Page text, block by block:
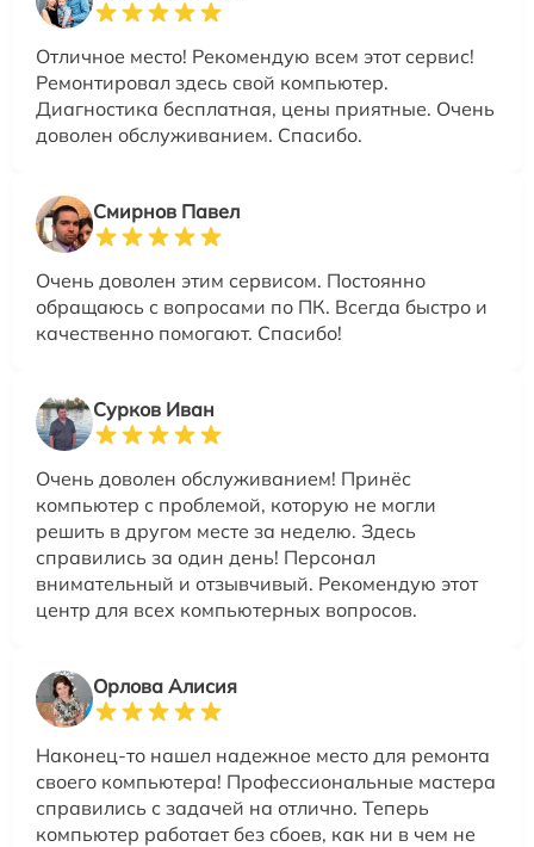
Отличное место! Рекомендую всем этот сервис!
Ремонтировал здесь свой компьютер.
Диагностика бесплатная, цены приятные. Очень
доволен обслуживанием. Спасибо.
Смирнов Павел
Очень доволен этим сервисом. Постоянно
обращаюсь с вопросами по ПК. Всегда быстро и
качественно помогают. Спасибо!
Сурков Иван
Очень доволен обслуживанием! Принёс
компьютер с проблемой, которую не могли
решить в другом месте за неделю. Здесь
справились за один день! Персонал
внимательный и отзывчивый. Рекомендую этот
центр для всех компьютерных вопросов.
Орлова Алисия
Наконец-то нашел надежное место для ремонта
своего компьютера! Профессиональные мастера
справились с задачей на отлично. Теперь
компьютер работает без сбоев, как ни в чем не